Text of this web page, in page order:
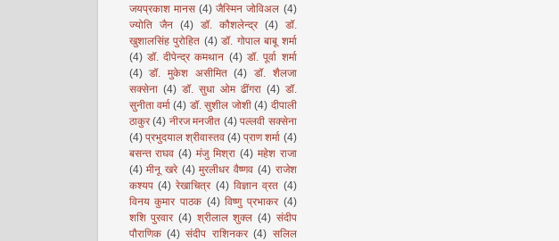
जयप्रकाश मानस (4) जैस्मिन जोविअल (4)
ज्योति जैन
(4) डॉ. कौशलेन्द्र (4)
डॉ.
खुशालसिंह पुरोहित (4) डॉ. गोपाल बाबू शर्मा
(4) डॉ. दीपेन्द्र कमथान (4) डॉ. पूर्वा शर्मा
(4) डॉ. मुकेश असीमित (4) डॉ. शैलजा
सक्सेना (4) डॉ. सुधा ओम ढींगरा (4) डॉ.
सुनीता वर्मा (4) डॉ. सुशील जोशी (4) दीपाली
ठाकुर (4) नीरज मनजीत (4) पल्लवी सक्सेना
(4) प्रभुदयाल श्रीवास्तव (4) प्राण शर्मा (4)
बसन्त राघव (4) मंजु मिश्रा (4) महेश राजा
(4) मीनू खरे (4) मुरलीधर वैष्णव (4) राजेश
कश्यप (4) रेखाचित्र (4) विज्ञान व्रत (4)
विनय कुमार पाठक (4) विष्णु प्रभाकर (4)
शशि पुरवार (4) श्रीलाल शुक्ल (4) संदीप
पौराणिक (4) संदीप राशिनकर (4) सलिल